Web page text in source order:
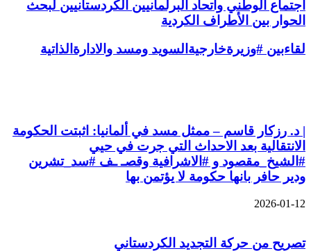
اجتماع الوطني واتحاد البرلمانيين الكردستانيين لبحث
الحوار بين الأطراف الكردية
لقاءبين #وزيرةخارجيةالسويد ومسد والادارةالذاتية
| د. رزكار قاسم – ممثل مسد في ألمانيا: اثبتت الحكومة
الانتقالية بعد الاحداث التي جرت في حيي
#الشيخ_مقصود و #الاشرافية وقصـ ـف #سد_تشرين
ودير حافر بانها حكومة لا يؤتمن بها
2026-01-12
تصريح من حركة التجديد الكردستاني